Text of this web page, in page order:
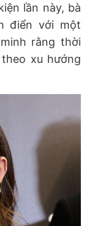
lần này, bà
điển với một
rằng thời
xu hướng